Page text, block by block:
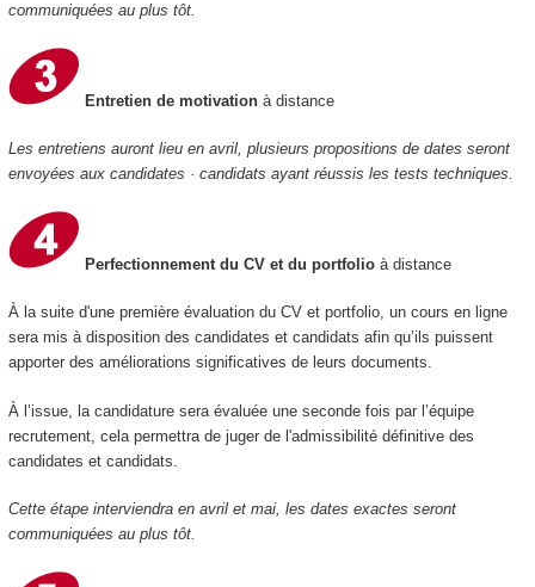
communiquées au plus tôt.
Entretien de motivation à distance
Les entretiens auront lieu en avril, plusieurs propositions de dates seront
envoyées aux candidates · candidats ayant réussis les tests techniques.
Perfectionnement du CV et du portfolio à distance
À la suite d'une première évaluation du CV et portfolio, un cours en ligne
sera mis à disposition des candidates et candidats afin qu’ils puissent
apporter des améliorations significatives de leurs documents.
À l’issue, la candidature sera évaluée une seconde fois par l’équipe
recrutement, cela permettra de juger de l'admissibilité définitive des
candidates et candidats.
Cette étape interviendra en avril et mai, les dates exactes seront
communiquées au plus tôt.